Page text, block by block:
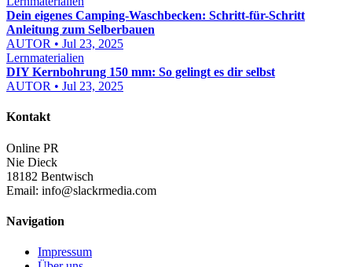
Dein eigenes Camping-Waschbecken: Schritt-für-Schritt
Anleitung zum Selberbauen
AUTOR • Jul 23, 2025
Lernmaterialien
DIY Kernbohrung 150 mm: So gelingt es dir selbst
AUTOR • Jul 23, 2025
Kontakt
Online PR
Nie Dieck
18182 Bentwisch
Email: info@slackrmedia.com
Navigation
Impressum